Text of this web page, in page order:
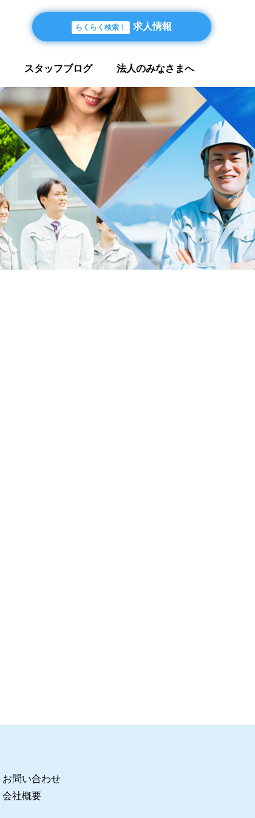
らくらく検索！ 求人情報
スタッフブログ 法人のみなさまへ
お問い合わせ
会社概要